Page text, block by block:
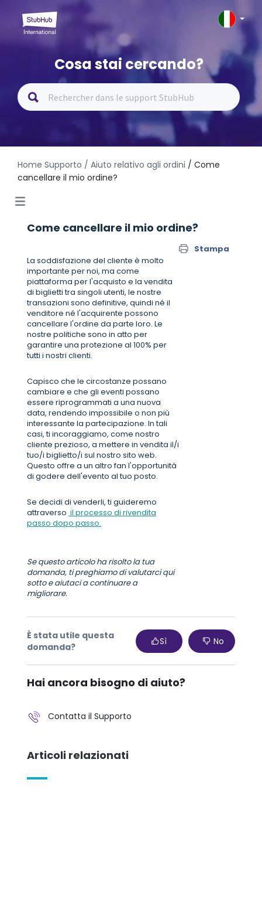
Cosa stai cercando?
Home Supporto / Aiuto relativo agli ordini / Come
cancellare il mio ordine?
Come cancellare il mio ordine?
Stampa
La soddisfazione del cliente è molto
importante per noi, ma come
piattaforma per l'acquisto e la vendita
di biglietti tra singoli utenti, le nostre
transazioni sono definitive, quindi né il
venditore né l'acquirente possono
cancellare l'ordine da parte loro. Le
nostre politiche sono in atto per
garantire una protezione al 100% per
tutti i nostri clienti.
Capisco che le circostanze possano
cambiare e che gli eventi possano
essere riprogrammati a una nuova
data, rendendo impossibile o non più
interessante la partecipazione. In tali
casi, ti incoraggiamo, come nostro
cliente prezioso, a mettere in vendita il/i
tuo/i biglietto/i sul nostro sito web.
Questo offre a un altro fan l'opportunità
di godere dell'evento al tuo posto.
Se decidi di venderli, ti guideremo
attraverso il processo di rivendita
passo dopo passo.
Se questo articolo ha risolto la tua
domanda, ti preghiamo di valutarci qui
sotto e aiutaci a continuare a
migliorare.
È stata utile questa
domanda?
Sì No
Hai ancora bisogno di aiuto?
Contatta il Supporto
Articoli relazionati